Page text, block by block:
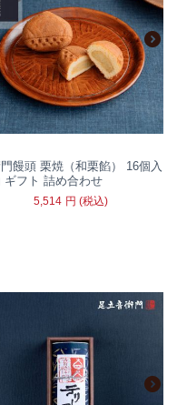
饅頭 栗焼（和栗餡） 16個入
ギフト 詰め合わせ
5,514 円 (税込)